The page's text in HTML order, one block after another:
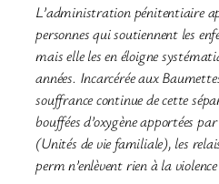
L’administration pénitentiaire
personnes qui soutiennent les
mais elle les en éloigne
années. Incarcérée aux
souffrance continue de cette
bouffées d’oxygène apportées
(Unités de vie familiale), les
perm n’enlèvent rien à la